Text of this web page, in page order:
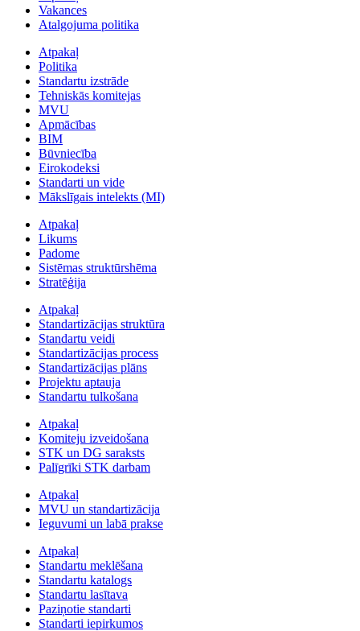
Vakances
Atalgojuma politika
Atpakaļ
Politika
Standartu izstrāde
Tehniskās komitejas
MVU
Apmācības
BIM
Būvniecība
Eirokodeksi
Standarti un vide
Mākslīgais intelekts (MI)
Atpakaļ
Likums
Padome
Sistēmas struktūrshēma
Stratēģija
Atpakaļ
Standartizācijas struktūra
Standartu veidi
Standartizācijas process
Standartizācijas plāns
Projektu aptauja
Standartu tulkošana
Atpakaļ
Komiteju izveidošana
STK un DG saraksts
Palīgrīki STK darbam
Atpakaļ
MVU un standartizācija
Ieguvumi un labā prakse
Atpakaļ
Standartu meklēšana
Standartu katalogs
Standartu lasītava
Paziņotie standarti
Standarti iepirkumos